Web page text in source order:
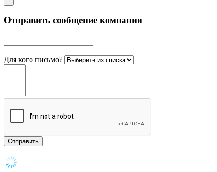
Отправить сообщение компании
Для кого письмо?
Отправить